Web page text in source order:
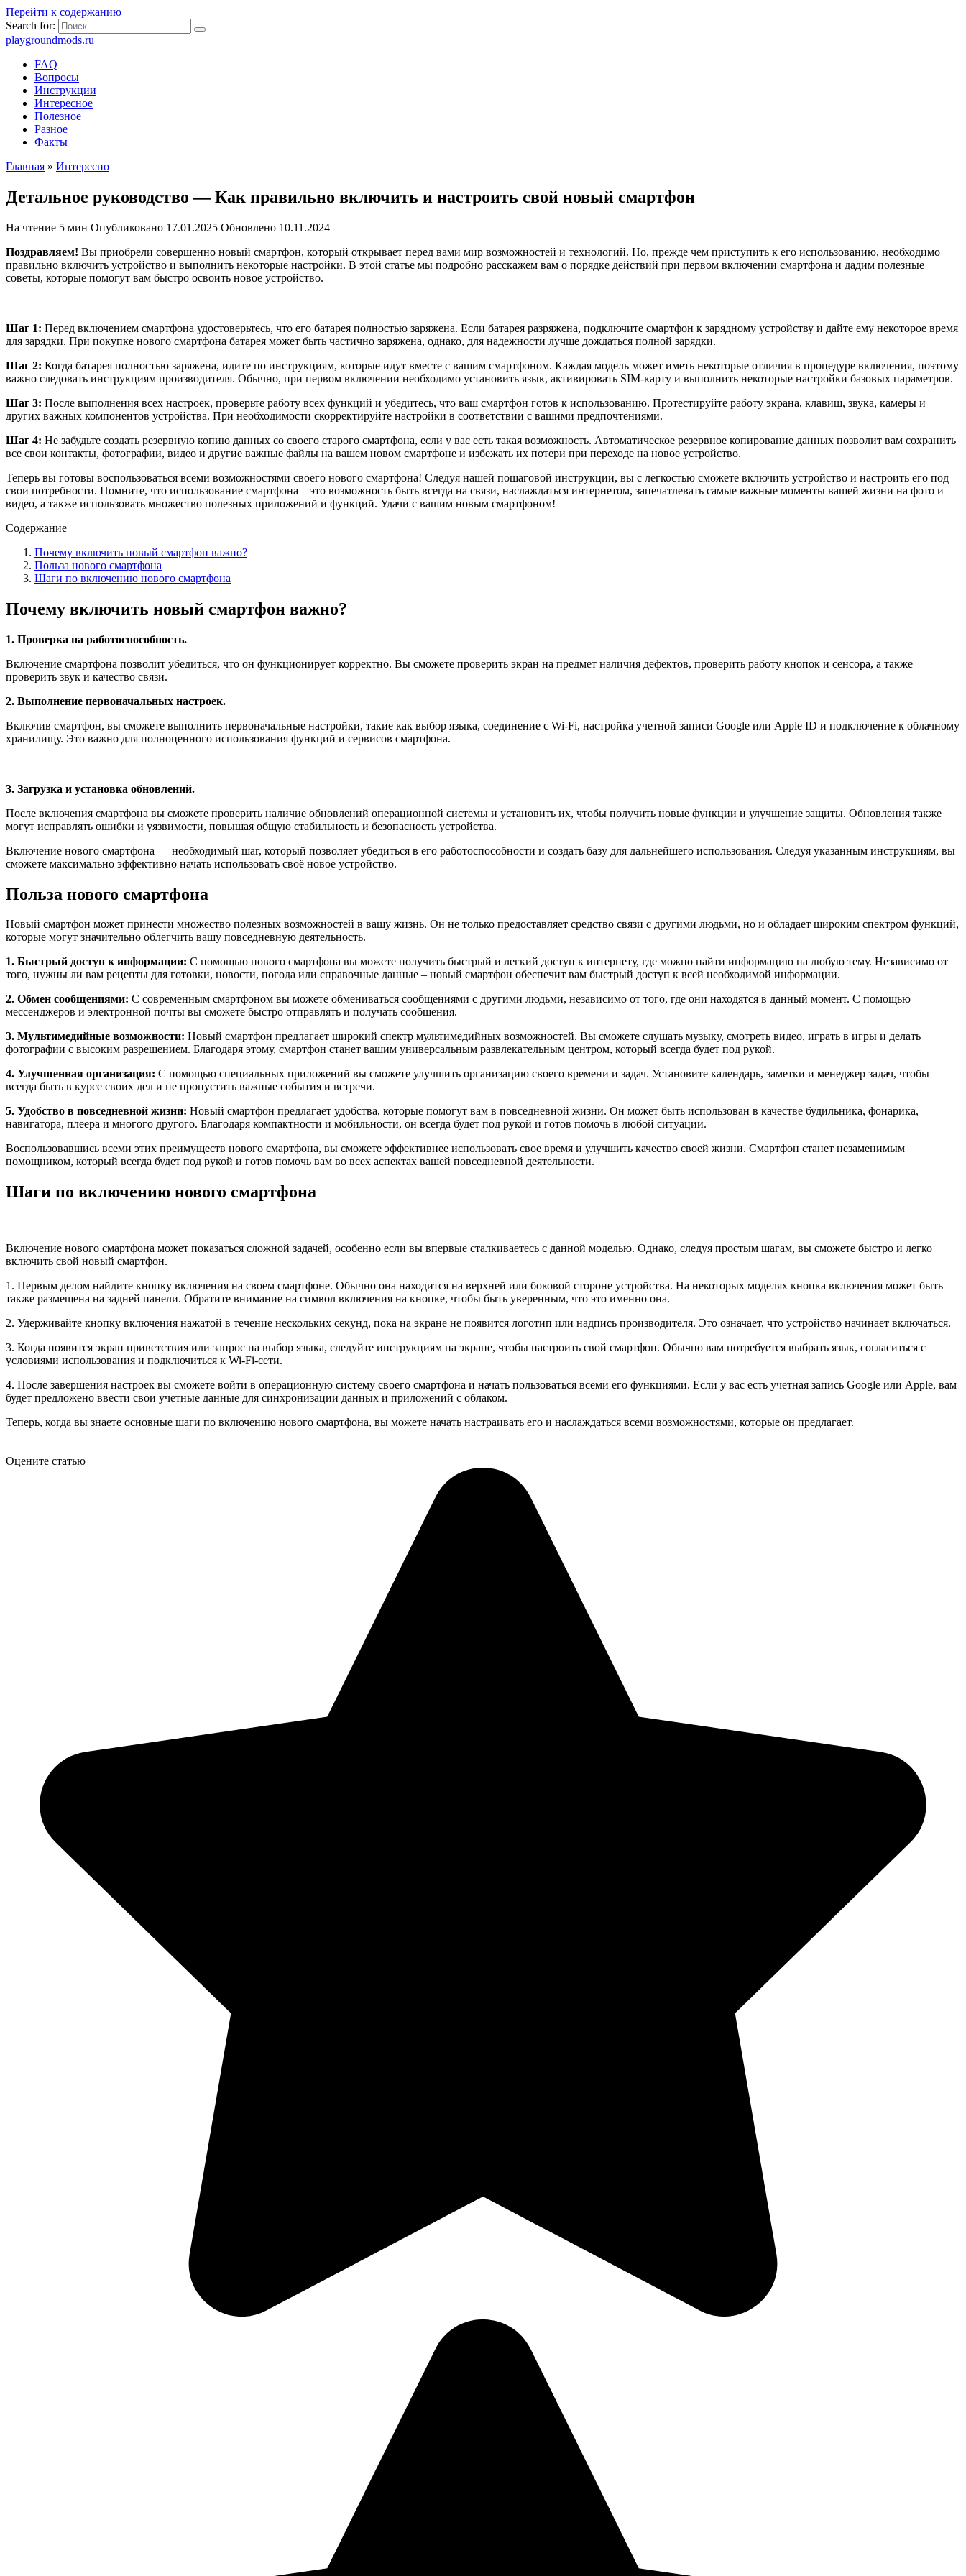
Перейти к содержанию
Search for:
playgroundmods.ru
FAQ
Вопросы
Инструкции
Интересное
Полезное
Разное
Факты
Главная » Интересно
Детальное руководство — Как правильно включить и настроить свой новый смартфон
На чтение 5 мин Опубликовано 17.01.2025 Обновлено 10.11.2024
Поздравляем! Вы приобрели совершенно новый смартфон, который открывает перед вами мир возможностей и технологий. Но, прежде чем приступить к его использованию, необходимо
правильно включить устройство и выполнить некоторые настройки. В этой статье мы подробно расскажем вам о порядке действий при первом включении смартфона и дадим полезные
советы, которые помогут вам быстро освоить новое устройство.
Шаг 1: Перед включением смартфона удостоверьтесь, что его батарея полностью заряжена. Если батарея разряжена, подключите смартфон к зарядному устройству и дайте ему некоторое время
для зарядки. При покупке нового смартфона батарея может быть частично заряжена, однако, для надежности лучше дождаться полной зарядки.
Шаг 2: Когда батарея полностью заряжена, идите по инструкциям, которые идут вместе с вашим смартфоном. Каждая модель может иметь некоторые отличия в процедуре включения, поэтому
важно следовать инструкциям производителя. Обычно, при первом включении необходимо установить язык, активировать SIM-карту и выполнить некоторые настройки базовых параметров.
Шаг 3: После выполнения всех настроек, проверьте работу всех функций и убедитесь, что ваш смартфон готов к использованию. Протестируйте работу экрана, клавиш, звука, камеры и
других важных компонентов устройства. При необходимости скорректируйте настройки в соответствии с вашими предпочтениями.
Шаг 4: Не забудьте создать резервную копию данных со своего старого смартфона, если у вас есть такая возможность. Автоматическое резервное копирование данных позволит вам сохранить
все свои контакты, фотографии, видео и другие важные файлы на вашем новом смартфоне и избежать их потери при переходе на новое устройство.
Теперь вы готовы воспользоваться всеми возможностями своего нового смартфона! Следуя нашей пошаговой инструкции, вы с легкостью сможете включить устройство и настроить его под
свои потребности. Помните, что использование смартфона – это возможность быть всегда на связи, наслаждаться интернетом, запечатлевать самые важные моменты вашей жизни на фото и
видео, а также использовать множество полезных приложений и функций. Удачи с вашим новым смартфоном!
Содержание
Почему включить новый смартфон важно?
Польза нового смартфона
Шаги по включению нового смартфона
Почему включить новый смартфон важно?
1. Проверка на работоспособность.
Включение смартфона позволит убедиться, что он функционирует корректно. Вы сможете проверить экран на предмет наличия дефектов, проверить работу кнопок и сенсора, а также
проверить звук и качество связи.
2. Выполнение первоначальных настроек.
Включив смартфон, вы сможете выполнить первоначальные настройки, такие как выбор языка, соединение с Wi-Fi, настройка учетной записи Google или Apple ID и подключение к облачному
хранилищу. Это важно для полноценного использования функций и сервисов смартфона.
3. Загрузка и установка обновлений.
После включения смартфона вы сможете проверить наличие обновлений операционной системы и установить их, чтобы получить новые функции и улучшение защиты. Обновления также
могут исправлять ошибки и уязвимости, повышая общую стабильность и безопасность устройства.
Включение нового смартфона — необходимый шаг, который позволяет убедиться в его работоспособности и создать базу для дальнейшего использования. Следуя указанным инструкциям, вы
сможете максимально эффективно начать использовать своё новое устройство.
Польза нового смартфона
Новый смартфон может принести множество полезных возможностей в вашу жизнь. Он не только предоставляет средство связи с другими людьми, но и обладает широким спектром функций,
которые могут значительно облегчить вашу повседневную деятельность.
1. Быстрый доступ к информации: С помощью нового смартфона вы можете получить быстрый и легкий доступ к интернету, где можно найти информацию на любую тему. Независимо от
того, нужны ли вам рецепты для готовки, новости, погода или справочные данные – новый смартфон обеспечит вам быстрый доступ к всей необходимой информации.
2. Обмен сообщениями: С современным смартфоном вы можете обмениваться сообщениями с другими людьми, независимо от того, где они находятся в данный момент. С помощью
мессенджеров и электронной почты вы сможете быстро отправлять и получать сообщения.
3. Мультимедийные возможности: Новый смартфон предлагает широкий спектр мультимедийных возможностей. Вы сможете слушать музыку, смотреть видео, играть в игры и делать
фотографии с высоким разрешением. Благодаря этому, смартфон станет вашим универсальным развлекательным центром, который всегда будет под рукой.
4. Улучшенная организация: С помощью специальных приложений вы сможете улучшить организацию своего времени и задач. Установите календарь, заметки и менеджер задач, чтобы
всегда быть в курсе своих дел и не пропустить важные события и встречи.
5. Удобство в повседневной жизни: Новый смартфон предлагает удобства, которые помогут вам в повседневной жизни. Он может быть использован в качестве будильника, фонарика,
навигатора, плеера и многого другого. Благодаря компактности и мобильности, он всегда будет под рукой и готов помочь в любой ситуации.
Воспользовавшись всеми этих преимуществ нового смартфона, вы сможете эффективнее использовать свое время и улучшить качество своей жизни. Смартфон станет незаменимым
помощником, который всегда будет под рукой и готов помочь вам во всех аспектах вашей повседневной деятельности.
Шаги по включению нового смартфона
Включение нового смартфона может показаться сложной задачей, особенно если вы впервые сталкиваетесь с данной моделью. Однако, следуя простым шагам, вы сможете быстро и легко
включить свой новый смартфон.
1. Первым делом найдите кнопку включения на своем смартфоне. Обычно она находится на верхней или боковой стороне устройства. На некоторых моделях кнопка включения может быть
также размещена на задней панели. Обратите внимание на символ включения на кнопке, чтобы быть уверенным, что это именно она.
2. Удерживайте кнопку включения нажатой в течение нескольких секунд, пока на экране не появится логотип или надпись производителя. Это означает, что устройство начинает включаться.
3. Когда появится экран приветствия или запрос на выбор языка, следуйте инструкциям на экране, чтобы настроить свой смартфон. Обычно вам потребуется выбрать язык, согласиться с
условиями использования и подключиться к Wi-Fi-сети.
4. После завершения настроек вы сможете войти в операционную систему своего смартфона и начать пользоваться всеми его функциями. Если у вас есть учетная запись Google или Apple, вам
будет предложено ввести свои учетные данные для синхронизации данных и приложений с облаком.
Теперь, когда вы знаете основные шаги по включению нового смартфона, вы можете начать настраивать его и наслаждаться всеми возможностями, которые он предлагает.
Оцените статью